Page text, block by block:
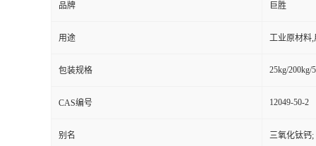
品牌 巨胜
用途 工业原材料
包装规格 25kg/200kg/
CAS编号 12049-50-2
别名 三氧化钛钙;